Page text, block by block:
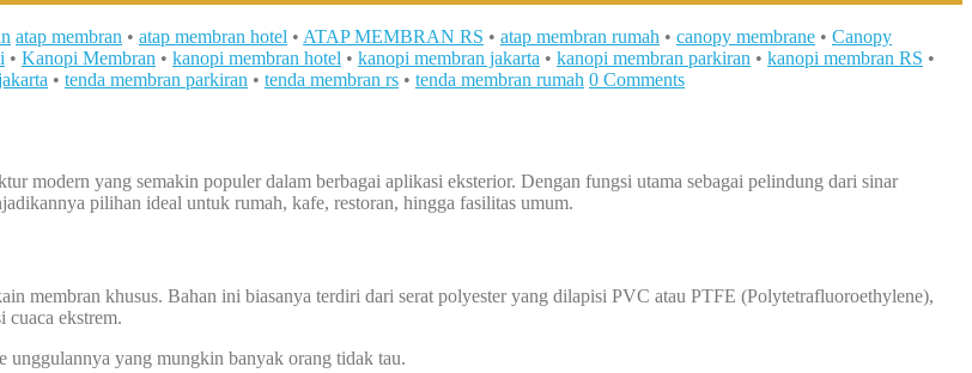
atap membran • atap membran hotel • ATAP MEMBRAN RS • atap membran rumah • canopy membrane • Canopy
• Kanopi Membran • kanopi membran hotel • kanopi membran jakarta • kanopi membran parkiran • kanopi membran RS •
• tenda membran parkiran • tenda membran rs • tenda membran rumah 0 Comments
modern yang semakin populer dalam berbagai aplikasi eksterior. Dengan fungsi utama sebagai pelindung dari sinar
pilihan ideal untuk rumah, kafe, restoran, hingga fasilitas umum.
membran khusus. Bahan ini biasanya terdiri dari serat polyester yang dilapisi PVC atau PTFE (Polytetrafluoroethylene),
cuaca ekstrem.
unggulannya yang mungkin banyak orang tidak tau.